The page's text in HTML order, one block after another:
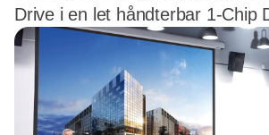
Drive i en let håndterbar 1-Chip